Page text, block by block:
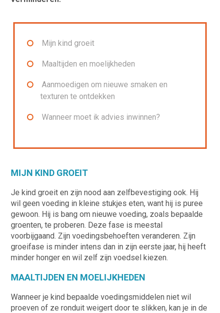
Mijn kind groeit
Maaltijden en moelijkheden
Aanmoedigen om nieuwe smaken en
texturen te ontdekken
Wanneer moet ik advies inwinnen?
MIJN KIND GROEIT
Je kind groeit en zijn nood aan zelfbevestiging ook. Hij
wil geen voeding in kleine stukjes eten, want hij is puree
gewoon. Hij is bang om nieuwe voeding, zoals bepaalde
groenten, te proberen. Deze fase is meestal
voorbijgaand. Zijn voedingsbehoeften veranderen. Zijn
groeifase is minder intens dan in zijn eerste jaar, hij heeft
minder honger en wil zelf zijn voedsel kiezen.
MAALTIJDEN EN MOELIJKHEDEN
Wanneer je kind bepaalde voedingsmiddelen niet wil
proeven of ze ronduit weigert door te slikken, kan je in de